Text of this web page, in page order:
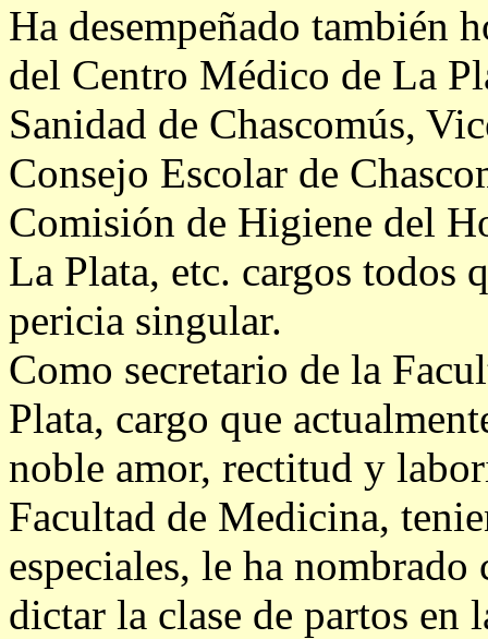
Ha desempeñado también
del Centro Médico de La
Sanidad de Chascomús,
Consejo Escolar de
Comisión de Higiene del
La Plata, etc. cargos todos
pericia singular.
Como secretario de la
Plata, cargo que
noble amor, rectitud y
Facultad de Medicina,
especiales, le ha
dictar la clase de partos en